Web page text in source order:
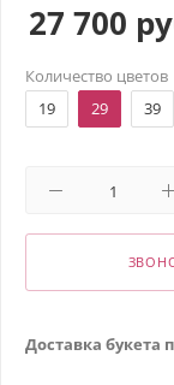
27 700
Количество цветов
19
29 39
Доставка букета